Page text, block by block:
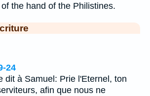
the hand of the Philistines.
24
dit à Samuel: Prie l'Eternel, ton
afin que nous ne